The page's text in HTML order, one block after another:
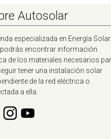
Autosolar
especializada en Energía Solar.
encontrar información
de los materiales necesarios
tener una instalación solar
de la red eléctrica o
a ella.